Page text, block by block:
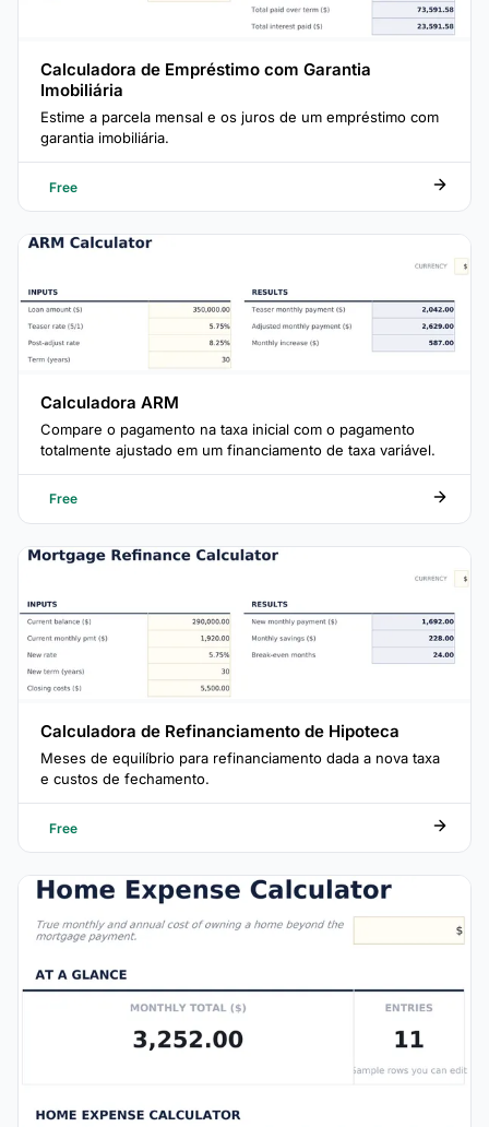
Calculadora de Empréstimo com Garantia
Imobiliária
Estime a parcela mensal e os juros de um empréstimo com
garantia imobiliária.
Free
Calculadora ARM
Compare o pagamento na taxa inicial com o pagamento
totalmente ajustado em um financiamento de taxa variável.
Free
Calculadora de Refinanciamento de Hipoteca
Meses de equilíbrio para refinanciamento dada a nova taxa
e custos de fechamento.
Free